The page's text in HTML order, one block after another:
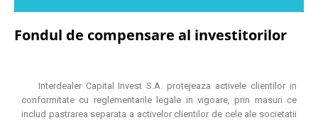
Fondul de compensare al investitorilor
Interdealer Capital Invest S.A. protejeaza activele clientilor in
conformitate cu reglementarile legale in vigoare, prin masuri ce
includ pastrarea separata a activelor clientilor de cele ale societatii